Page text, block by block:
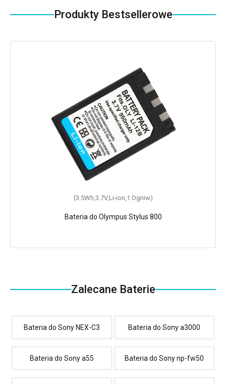
Produkty Bestsellerowe
(3.5Wh,3.7V,Li-ion,1 Ogniw)
Bateria do Olympus Stylus 800
Zalecane Baterie
Bateria do Sony NEX-C3 Bateria do Sony a3000
Bateria do Sony a55 Bateria do Sony np-fw50